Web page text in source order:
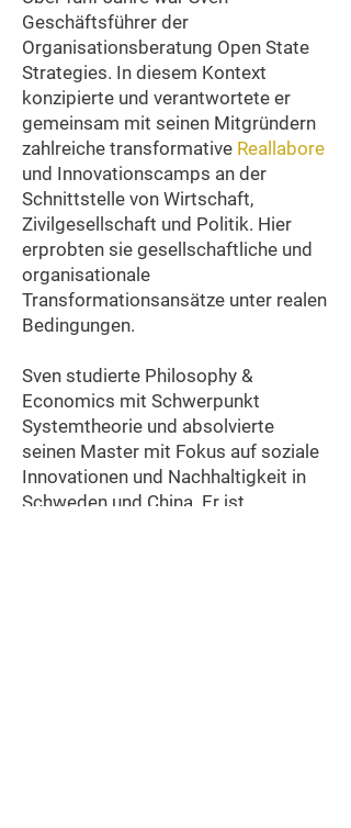
Geschäftsführer der
Organisationsberatung Open State
Strategies. In diesem Kontext
konzipierte und verantwortete er
gemeinsam mit seinen Mitgründern
zahlreiche transformative Reallabore
und Innovationscamps an der
Schnittstelle von Wirtschaft,
Zivilgesellschaft und Politik. Hier
erprobten sie gesellschaftliche und
organisationale
Transformationsansätze unter realen
Bedingungen.
Sven studierte Philosophy &
Economics mit Schwerpunkt
Systemtheorie und absolvierte
seinen Master mit Fokus auf soziale
Innovationen und Nachhaltigkeit in
Schweden und China. Er ist